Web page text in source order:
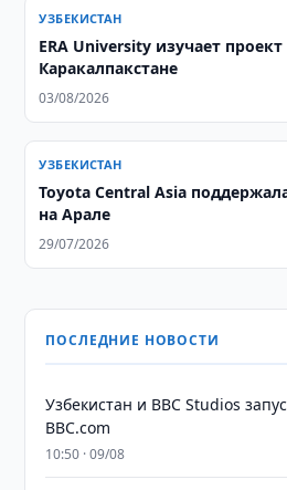
УЗБЕКИСТАН
ERA University изучает
Каракалпакстане
03/08/2026
УЗБЕКИСТАН
Toyota Central Asia
на Арале
29/07/2026
ПОСЛЕДНИЕ НОВОСТИ
Узбекистан и BBC Studios
BBC.com
10:50 · 09/08